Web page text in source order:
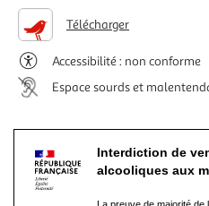
Télécharger
Accessibilité : non conforme
Espace sourds et
Interdiction de
alcooliques aux
La preuve de majorité de